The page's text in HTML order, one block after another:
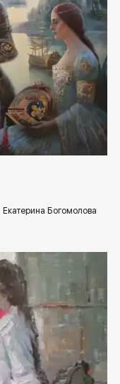
rakovgallery.ru
Екатерина Богомолова